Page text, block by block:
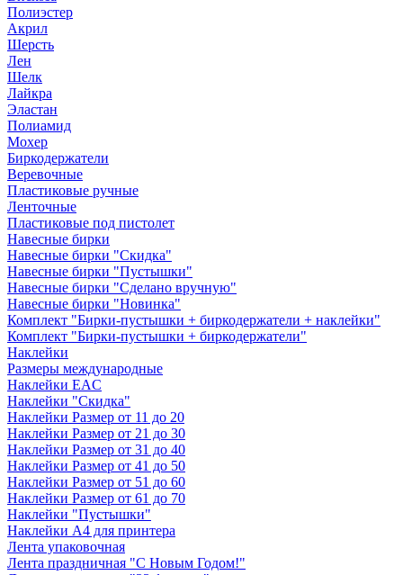
Полиэстер
Акрил
Шерсть
Лен
Шелк
Лайкра
Эластан
Полиамид
Мохер
Биркодержатели
Веревочные
Пластиковые ручные
Ленточные
Пластиковые под пистолет
Навесные бирки
Навесные бирки "Скидка"
Навесные бирки "Пустышки"
Навесные бирки "Сделано вручную"
Навесные бирки "Новинка"
Комплект "Бирки-пустышки + биркодержатели + наклейки"
Комплект "Бирки-пустышки + биркодержатели"
Наклейки
Размеры международные
Наклейки EAC
Наклейки "Скидка"
Наклейки Размер от 11 до 20
Наклейки Размер от 21 до 30
Наклейки Размер от 31 до 40
Наклейки Размер от 41 до 50
Наклейки Размер от 51 до 60
Наклейки Размер от 61 до 70
Наклейки "Пустышки"
Наклейки А4 для принтера
Лента упаковочная
Лента праздничная "С Новым Годом!"